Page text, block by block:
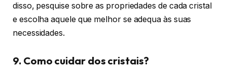
disso, pesquise sobre as propriedades de cada cristal
e escolha aquele que melhor se adequa às suas
necessidades.
9. Como cuidar dos cristais?